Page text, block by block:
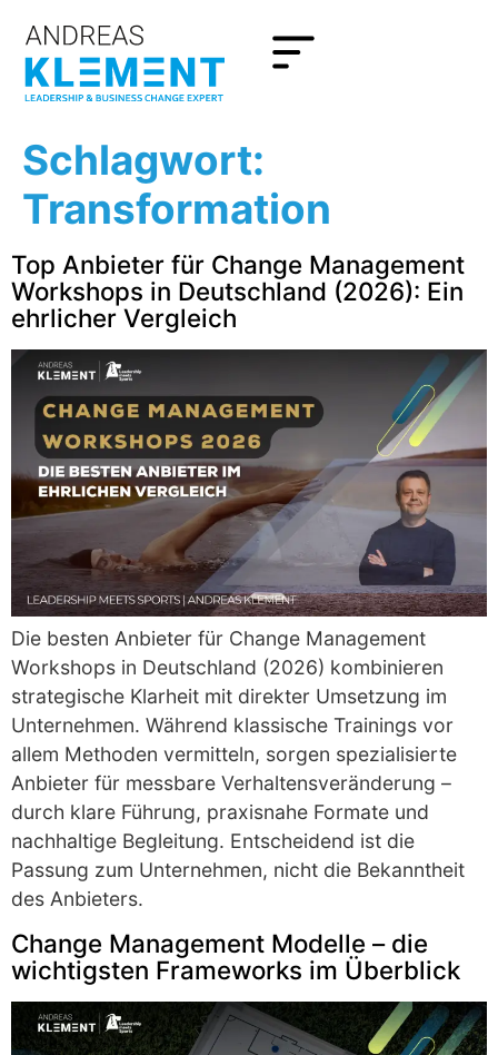
Schlagwort:
Transformation
Top Anbieter für Change Management
Workshops in Deutschland (2026): Ein
ehrlicher Vergleich
Die besten Anbieter für Change Management
Workshops in Deutschland (2026) kombinieren
strategische Klarheit mit direkter Umsetzung im
Unternehmen. Während klassische Trainings vor
allem Methoden vermitteln, sorgen spezialisierte
Anbieter für messbare Verhaltensveränderung –
durch klare Führung, praxisnahe Formate und
nachhaltige Begleitung. Entscheidend ist die
Passung zum Unternehmen, nicht die Bekanntheit
des Anbieters.
Change Management Modelle – die
wichtigsten Frameworks im Überblick